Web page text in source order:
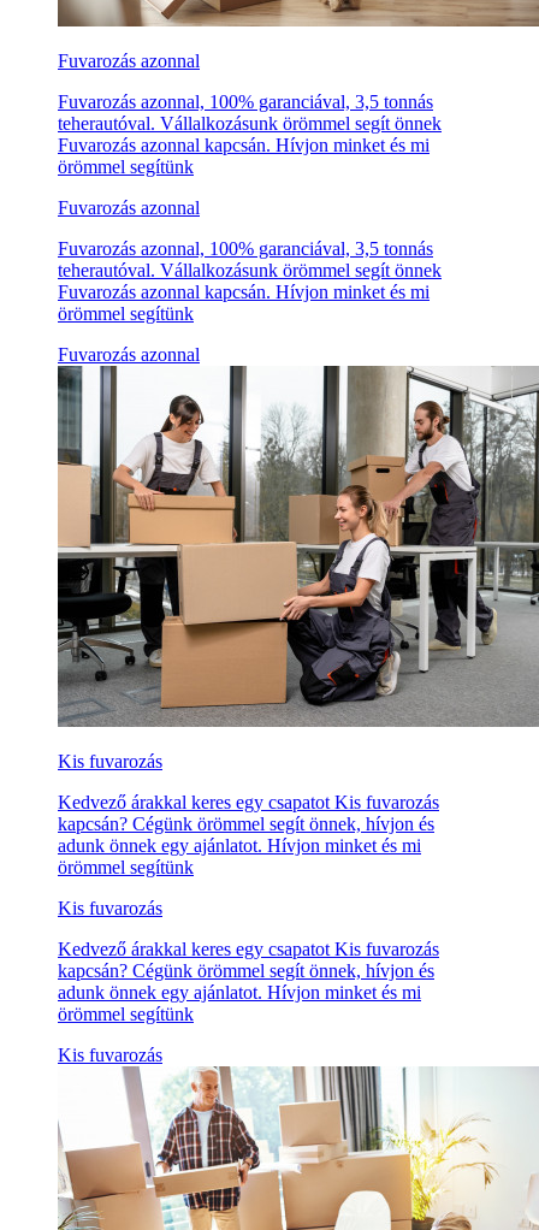
Fuvarozás azonnal
Fuvarozás azonnal, 100% garanciával, 3,5 tonnás
teherautóval. Vállalkozásunk örömmel segít önnek
Fuvarozás azonnal kapcsán. Hívjon minket és mi
örömmel segítünk
Fuvarozás azonnal
Fuvarozás azonnal, 100% garanciával, 3,5 tonnás
teherautóval. Vállalkozásunk örömmel segít önnek
Fuvarozás azonnal kapcsán. Hívjon minket és mi
örömmel segítünk
Fuvarozás azonnal
Kis fuvarozás
Kedvező árakkal keres egy csapatot Kis fuvarozás
kapcsán? Cégünk örömmel segít önnek, hívjon és
adunk önnek egy ajánlatot. Hívjon minket és mi
örömmel segítünk
Kis fuvarozás
Kedvező árakkal keres egy csapatot Kis fuvarozás
kapcsán? Cégünk örömmel segít önnek, hívjon és
adunk önnek egy ajánlatot. Hívjon minket és mi
örömmel segítünk
Kis fuvarozás